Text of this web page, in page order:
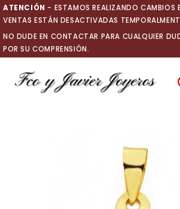
Ir
al
contenido
ATENCIÓN - ESTAMOS REALIZANDO CAMBIOS
VENTAS ESTÁN DESACTIVADAS
NO DUDE EN CONTACTAR PARA CUALQUIER
POR SU COMPRENSIÓN.